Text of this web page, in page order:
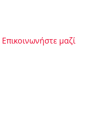
Επικοινωνήστε μαζί